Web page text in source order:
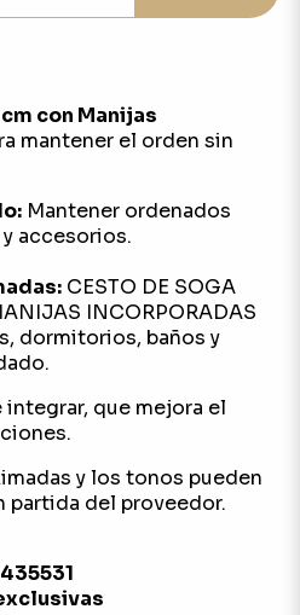
con Manijas
mantener el orden sin
Mantener ordenados
accesorios.
CESTO DE SOGA
INCORPORADAS
dormitorios, baños y
que mejora el
y los tonos pueden
partida del proveedor.